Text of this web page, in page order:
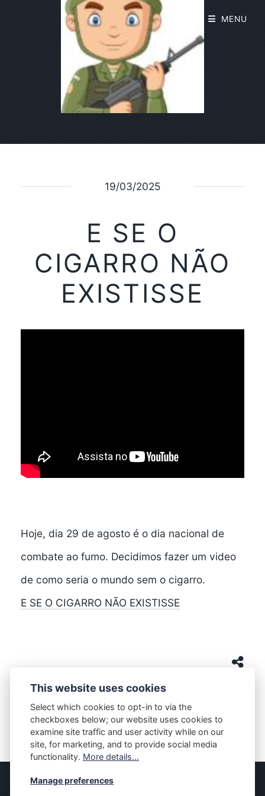
19/03/2025
E SE O
CIGARRO NÃO
EXISTISSE
Hoje, dia 29 de agosto é o dia nacional de
combate ao fumo. Decidimos fazer um video
de como seria o mundo sem o cigarro.
E SE O CIGARRO NÃO EXISTISSE
Cabo Messias
MENU
This website uses cookies
Select which cookies to opt-in to via the
checkboxes below; our website uses cookies to
examine site traffic and user activity while on our
site, for marketing, and to provide social media
functionality. More details...
Manage preferences